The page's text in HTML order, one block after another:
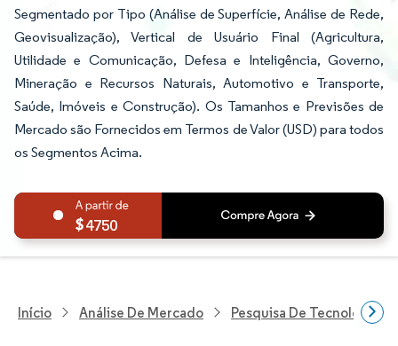
Segmentado por Tipo (Análise de Superfície, Análise de Rede,
Geovisualização), Vertical de Usuário Final (Agricultura,
Utilidade e Comunicação, Defesa e Inteligência, Governo,
Mineração e Recursos Naturais, Automotivo e Transporte,
Saúde, Imóveis e Construção). Os Tamanhos e Previsões de
Mercado são Fornecidos em Termos de Valor (USD) para todos
os Segmentos Acima.
4750
Início Análise De Mercado Pesquisa De Tecnologia,